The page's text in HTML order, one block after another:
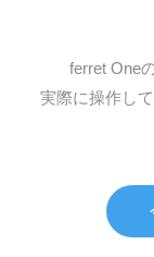
ferret One
実際に操作し